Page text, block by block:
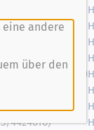
(01709279144)
4424610)
eine andere
über den